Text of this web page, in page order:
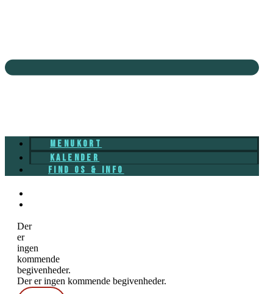
MENUKORT
KALENDER
FIND OS & INFO
Der
er
ingen
kommende
begivenheder.
Der er ingen kommende begivenheder.